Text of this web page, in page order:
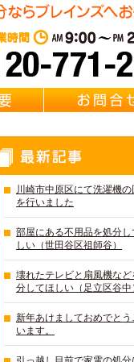
サイクル Brainz 取
会社概要
川崎市中原区にて洗濯機の
を行いました
部屋にある不用品を処分し
しい（世田谷区祖師谷）
壊れたテレビと扇風機など
分してほしい（足立区谷中
新年あけましておめでとう
います。